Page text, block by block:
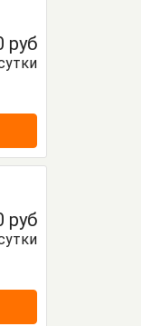
руб
руб